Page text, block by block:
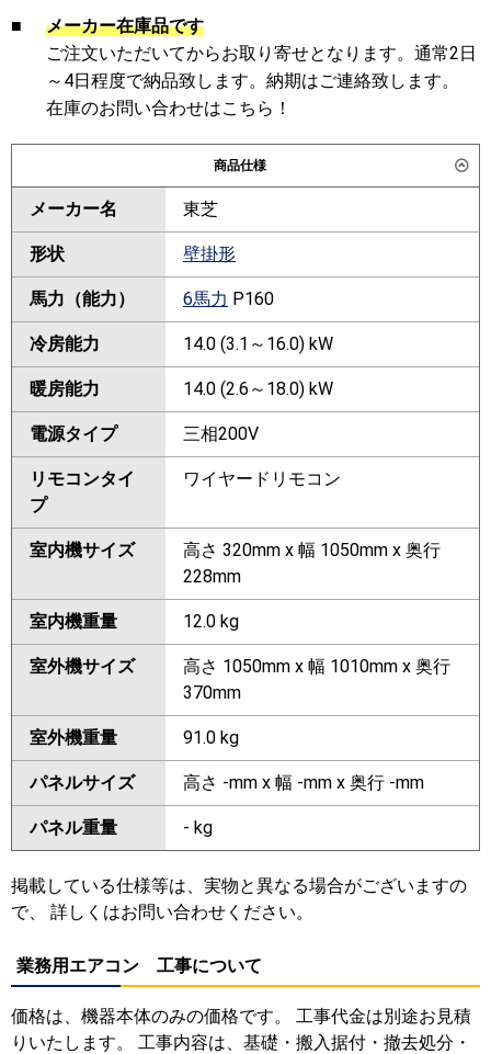
■
メーカー在庫品です
ご注文いただいてからお取り寄せとなります。通常2日
～4日程度で納品致します。納期はご連絡致します。
在庫のお問い合わせはこちら！
商品仕様
メーカー名 東芝
形状 壁掛形
馬力（能力） 6馬力 P160
冷房能力 14.0 (3.1～16.0) kW
暖房能力 14.0 (2.6～18.0) kW
電源タイプ 三相200V
リモコンタイ
プ
ワイヤードリモコン
室内機サイズ
高さ 320mm x 幅 1050mm x 奥行
228mm
室内機重量 12.0 kg
室外機サイズ
高さ 1050mm x 幅 1010mm x 奥行
370mm
室外機重量 91.0 kg
パネルサイズ 高さ -mm x 幅 -mm x 奥行 -mm
パネル重量 - kg
掲載している仕様等は、実物と異なる場合がございますの
で、 詳しくはお問い合わせください。
業務用エアコン 工事について
価格は、機器本体のみの価格です。 工事代金は別途お見積
りいたします。 工事内容は、基礎・搬入据付・撤去処分・